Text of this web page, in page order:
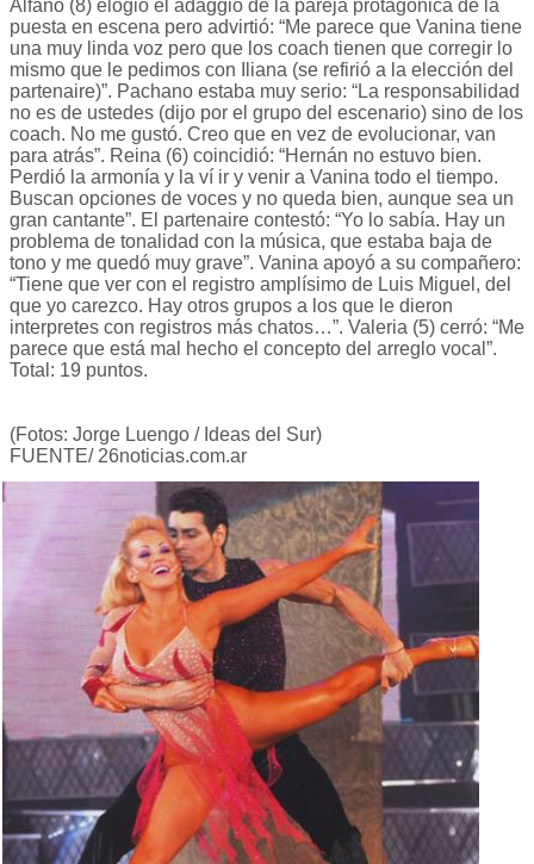
Alfano (8) elogió el adaggio de la pareja protagónica de la
puesta en escena pero advirtió: “Me parece que Vanina tiene
una muy linda voz pero que los coach tienen que corregir lo
mismo que le pedimos con Iliana (se refirió a la elección del
partenaire)”. Pachano estaba muy serio: “La responsabilidad
no es de ustedes (dijo por el grupo del escenario) sino de los
coach. No me gustó. Creo que en vez de evolucionar, van
para atrás”. Reina (6) coincidió: “Hernán no estuvo bien.
Perdió la armonía y la ví ir y venir a Vanina todo el tiempo.
Buscan opciones de voces y no queda bien, aunque sea un
gran cantante”. El partenaire contestó: “Yo lo sabía. Hay un
problema de tonalidad con la música, que estaba baja de
tono y me quedó muy grave”. Vanina apoyó a su compañero:
“Tiene que ver con el registro amplísimo de Luis Miguel, del
que yo carezco. Hay otros grupos a los que le dieron
interpretes con registros más chatos…”. Valeria (5) cerró: “Me
parece que está mal hecho el concepto del arreglo vocal”.
Total: 19 puntos.
(Fotos: Jorge Luengo / Ideas del Sur)
FUENTE/ 26noticias.com.ar